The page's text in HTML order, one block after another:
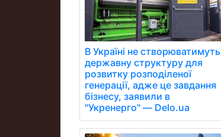
В Україні не створюватимуть
державну структуру для
розвитку розподіленої
генерації, адже це завдання
бізнесу, заявили в
"Укренерго" — Delo.ua